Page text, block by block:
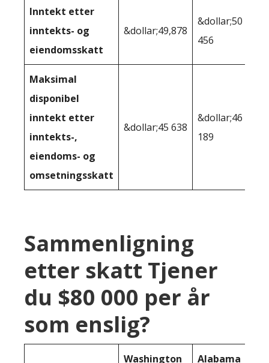
Inntekt etter
inntekts- og
eiendomsskatt
&dollar;49,878
&dollar;50
456
Maksimal
disponibel
inntekt etter
inntekts-,
eiendoms- og
omsetningsskatt
&dollar;45 638
&dollar;46
189
Sammenligning
etter skatt Tjener
du $80 000 per år
som enslig?
Washington Alabama